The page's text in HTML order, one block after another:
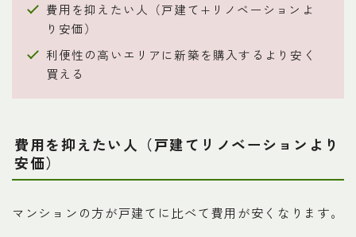
費用を抑えたい人（戸建て+リノベーションよ
り安価）
利便性の高いエリアに新築を購入するより安く
買える
費用を抑えたい人（戸建てリノベーションより
安価）
マンションの方が戸建てに比べて費用が安くなります。